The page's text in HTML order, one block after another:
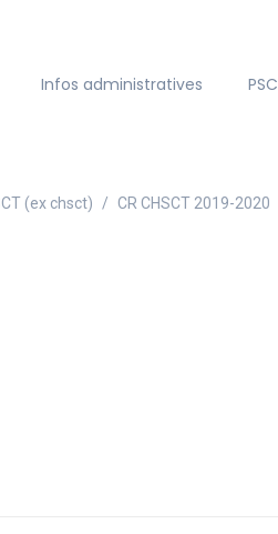
Infos administratives PSC
(ex chsct) CR CHSCT 2019-2020